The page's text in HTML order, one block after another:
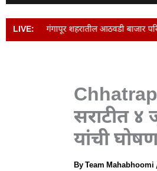
LIVE:आठवडी बाजार परिसरातील शौचालय
सराटीत
यांची
ByTeam Mahabhoomi